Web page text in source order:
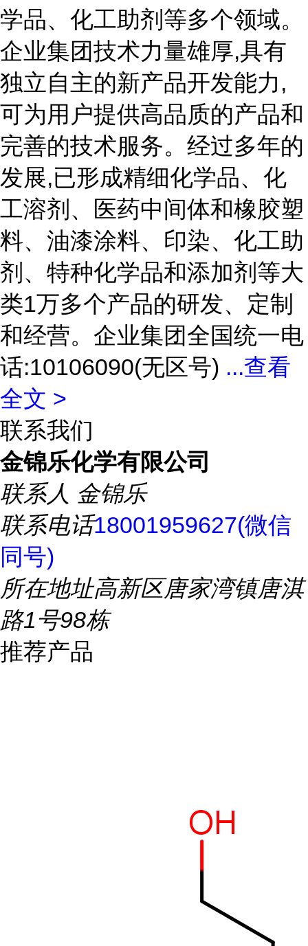
学品、化工助剂等多个领域。
企业集团技术力量雄厚,具有
独立自主的新产品开发能力,
可为用户提供高品质的产品和
完善的技术服务。经过多年的
发展,已形成精细化学品、化
工溶剂、医药中间体和橡胶塑
料、油漆涂料、印染、化工助
剂、特种化学品和添加剂等大
类1万多个产品的研发、定制
和经营。企业集团全国统一电
话:10106090(无区号) ...查看
全文 >
联系我们
金锦乐化学有限公司
联系人 金锦乐
联系电话18001959627(微信
同号)
所在地址高新区唐家湾镇唐淇
路1号98栋
推荐产品